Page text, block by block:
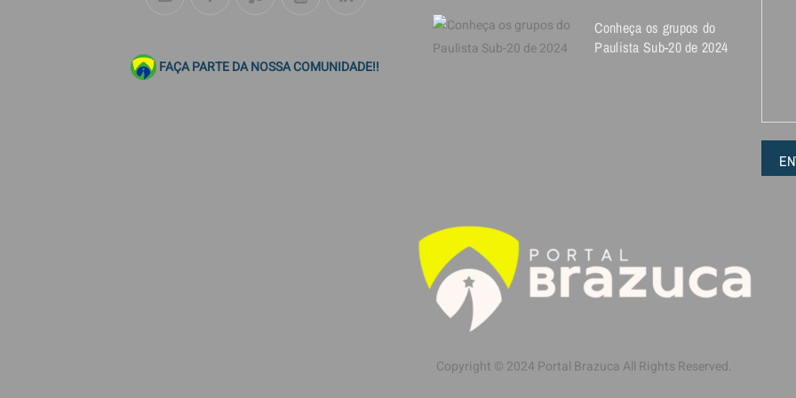
FAÇA PARTE DA NOSSA COMUNIDADE!!
Conheça os grupos do
Paulista Sub-20 de 2024
Copyright © 2024 Portal Brazuca All Rights Reserved.